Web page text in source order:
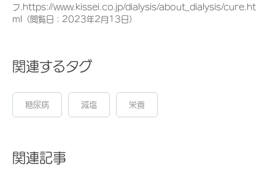
フ.https://www.kissei.co.jp/dialysis/about_dialysis/cure.ht
ml（閲覧日：2023年2月13日）
関連するタグ
糖尿病 減塩 栄養
関連記事